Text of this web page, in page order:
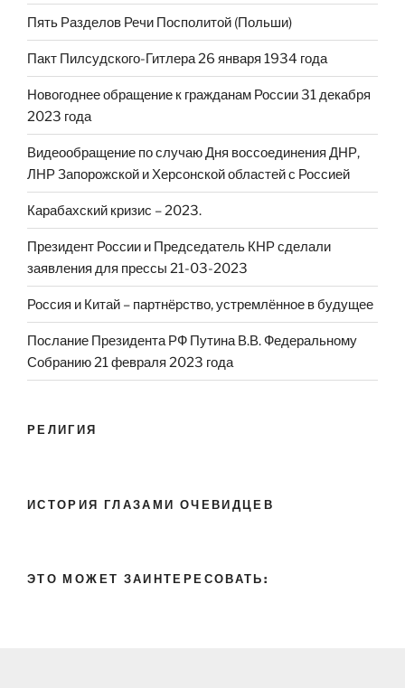
Пять Разделов Речи Посполитой (Польши)
Пакт Пилсудского-Гитлера 26 января 1934 года
Новогоднее обращение к гражданам России 31 декабря
2023 года
Видеообращение по случаю Дня воссоединения ДНР,
ЛНР Запорожской и Херсонской областей с Россией
Карабахский кризис – 2023.
Президент России и Председатель КНР сделали
заявления для прессы 21-03-2023
Россия и Китай – партнёрство, устремлённое в будущее
Послание Президента РФ Путина В.В. Федеральному
Собранию 21 февраля 2023 года
РЕЛИГИЯ
ИСТОРИЯ ГЛАЗАМИ ОЧЕВИДЦЕВ
ЭТО МОЖЕТ ЗАИНТЕРЕСОВАТЬ: